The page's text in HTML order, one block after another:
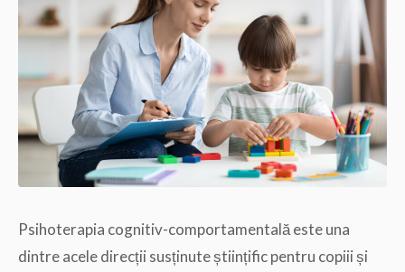
Psihoterapia cognitiv-comportamentală este una
dintre acele direcții susținute științific pentru copiii și